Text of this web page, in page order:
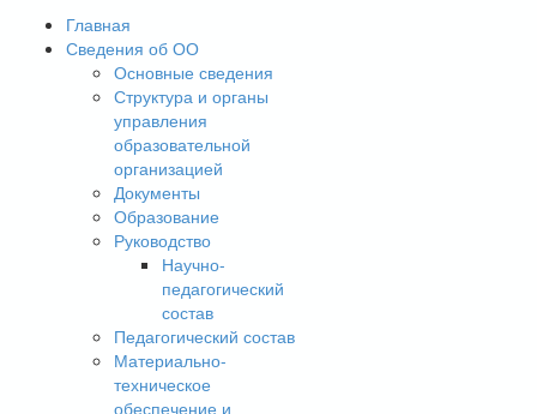
Главная
Сведения об ОО
Основные сведения
Структура и органы
управления
образовательной
организацией
Документы
Образование
Руководство
Научно-
педагогический
состав
Педагогический состав
Материально-
техническое
обеспечение и